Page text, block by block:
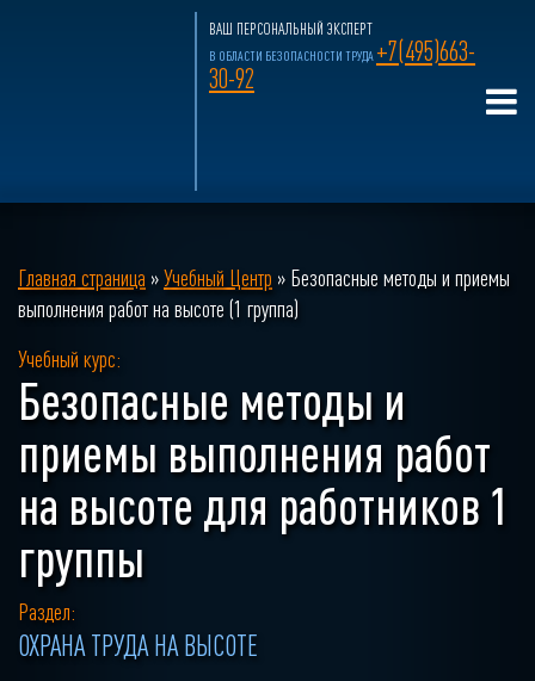
ВАШ ПЕРСОНАЛЬНЫЙ ЭКСПЕРТ
В ОБЛАСТИ БЕЗОПАСНОСТИ ТРУДА +7(495)663-
30-92
Главная страница »Учебный Центр » Безопасные методы и приемы
выполнения работ на высоте (1 группа)
Учебный курс:
Безопасные методы и
приемы выполнения работ
на высоте для работников 1
группы
Раздел:
ОХРАНА ТРУДА НА ВЫСОТЕ